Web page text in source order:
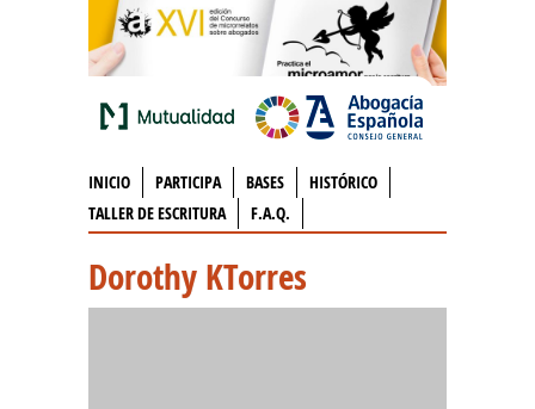
INICIO PARTICIPA BASES
HISTÓRICO
TALLER DE ESCRITURA
F.A.Q.
Dorothy KTorres